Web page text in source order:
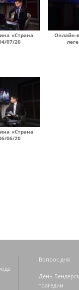
«Страна
07/20
Онлайн-
«Страна
06/20
Вопрос дня
День
трагедии